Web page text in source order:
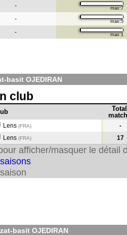
- max:7
- max:5
- max:1
basit OJEDIRAN
club
Total
Lens (FRA)
-
Lens (FRA) 17
afficher/masquer le détail
basit OJEDIRAN